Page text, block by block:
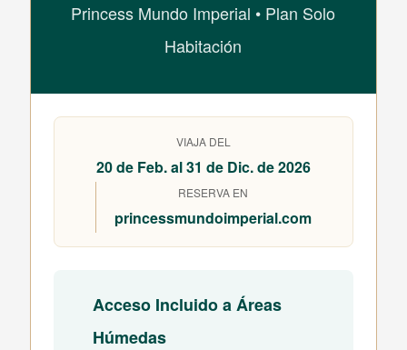
Princess Mundo Imperial • Plan Solo
Habitación
VIAJA DEL
20 de Feb. al 31 de Dic. de 2026
RESERVA EN
princessmundoimperial.com
Acceso Incluido a Áreas
Húmedas